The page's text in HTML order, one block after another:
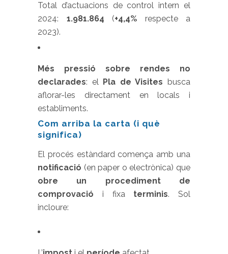
Total d’actuacions de control intern el
2024: 1.981.864 (+4,4% respecte a
2023).
Més pressió sobre rendes no
declarades: el Pla de Visites busca
aflorar-les directament en locals i
establiments.
Com arriba la carta (i què
significa)
El procés estàndard comença amb una
notificació (en paper o electrònica) que
obre un procediment de
comprovació i fixa terminis. Sol
incloure: